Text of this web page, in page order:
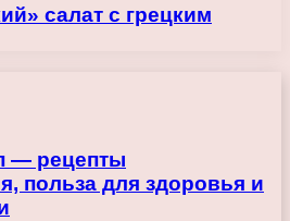
салат с грецким
— рецепты
польза для здоровья и